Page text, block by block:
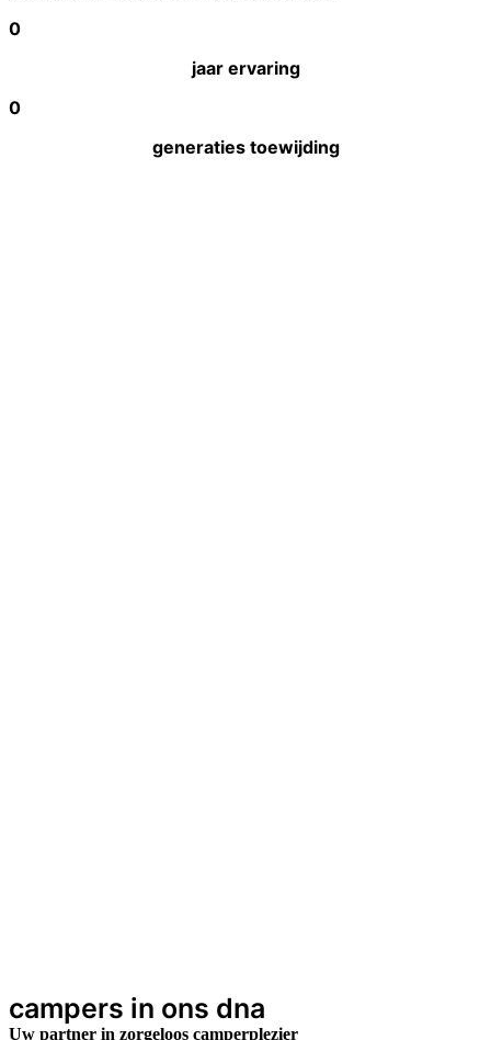
0
jaar ervaring
0
generaties toewijding
campers in ons dna
Uw partner in zorgeloos camperplezier